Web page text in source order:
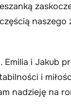
Emilia i
i
nadzieję